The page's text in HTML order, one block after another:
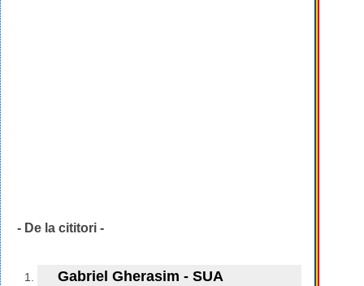
- De la cititori -
Gabriel Gherasim - SUA